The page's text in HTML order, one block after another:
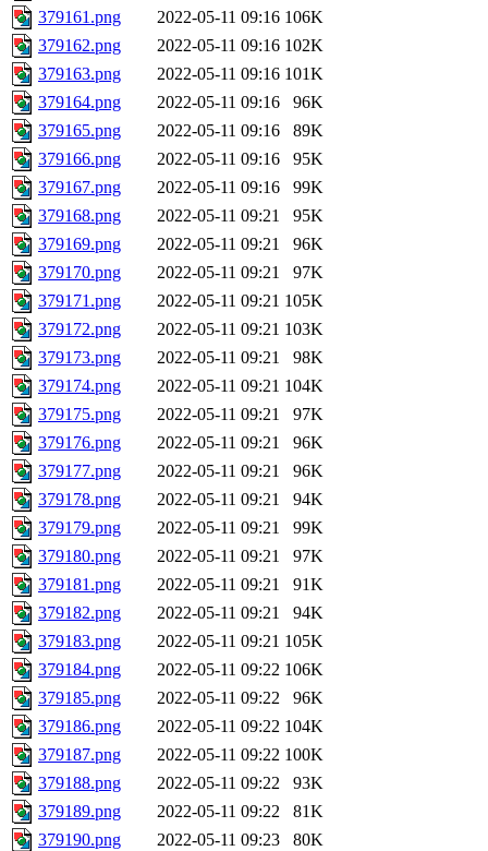
379161.png
2022-05-11 09:16 106K
379162.png
2022-05-11 09:16 102K
379163.png
2022-05-11 09:16 101K
379164.png
2022-05-11 09:16
96K
379165.png
2022-05-11 09:16
89K
379166.png
2022-05-11 09:16
95K
379167.png
2022-05-11 09:16
99K
379168.png
2022-05-11 09:21
95K
379169.png
2022-05-11 09:21
96K
379170.png
2022-05-11 09:21
97K
379171.png
2022-05-11 09:21 105K
379172.png
2022-05-11 09:21 103K
379173.png
2022-05-11 09:21
98K
379174.png
2022-05-11 09:21 104K
379175.png
2022-05-11 09:21
97K
379176.png
2022-05-11 09:21
96K
379177.png
2022-05-11 09:21
96K
379178.png
2022-05-11 09:21
94K
379179.png
2022-05-11 09:21
99K
379180.png
2022-05-11 09:21
97K
379181.png
2022-05-11 09:21
91K
379182.png
2022-05-11 09:21
94K
379183.png
2022-05-11 09:21 105K
379184.png
2022-05-11 09:22 106K
379185.png
2022-05-11 09:22
96K
379186.png
2022-05-11 09:22 104K
379187.png
2022-05-11 09:22 100K
379188.png
2022-05-11 09:22
93K
379189.png
2022-05-11 09:22
81K
379190.png
2022-05-11 09:23
80K